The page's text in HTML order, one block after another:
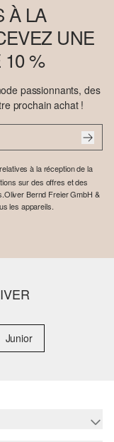
À LA
UNE
%
passionnants, des
prochain achat !
à la réception de la
sur des offres et des
Bernd Freier GmbH &
les appareils.
Junior